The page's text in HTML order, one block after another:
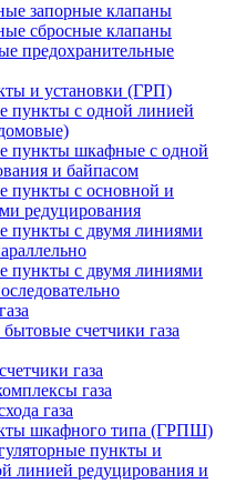
запорные клапаны
сбросные клапаны
предохранительные
и установки (ГРП)
пункты с одной линией
пункты шкафные с одной
и байпасом
пункты с основной и
редуцирования
пункты с двумя линиями
пункты с двумя линиями
счетчики газа
газа
газа
газа
шкафного типа (ГРПШ)
пункты и
линией редуцирования и